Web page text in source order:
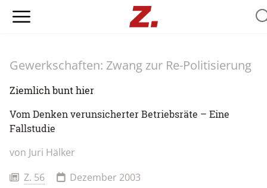
Gewerkschaften: Zwang zur Re-Politisierung
Ziemlich bunt hier
Vom Denken verunsicherter Betriebsräte – Eine
Fallstudie
von Juri Hälker
Z. 56
Dezember 2003